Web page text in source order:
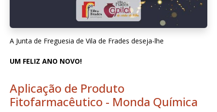
A Junta de Freguesia de Vila de Frades deseja-lhe
UM FELIZ ANO NOVO!
Aplicação de Produto
Fitofarmacêutico - Monda Química